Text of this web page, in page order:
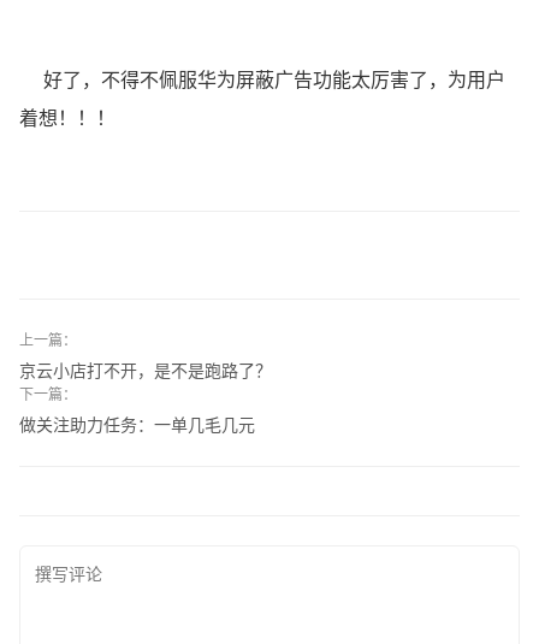
好了，不得不佩服华为屏蔽广告功能太厉害了，为用户
着想！！！
上一篇：
京云小店打不开，是不是跑路了？
下一篇：
做关注助力任务：一单几毛几元